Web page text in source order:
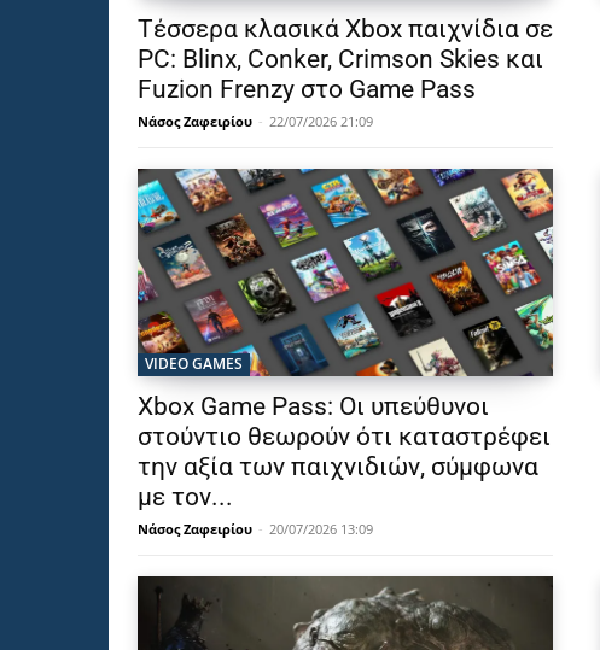
Τέσσερα κλασικά Xbox παιχνίδια σε
PC: Blinx, Conker, Crimson Skies και
Fuzion Frenzy στο Game Pass
Νάσος Ζαφειρίου - 22/07/2026 21:09
VIDEO GAMES
Xbox Game Pass: Οι υπεύθυνοι
στούντιο θεωρούν ότι καταστρέφει
την αξία των παιχνιδιών, σύμφωνα
με τον...
Νάσος Ζαφειρίου - 20/07/2026 13:09